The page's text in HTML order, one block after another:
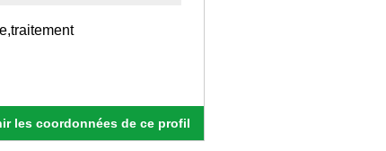
les coordonnées de ce profil